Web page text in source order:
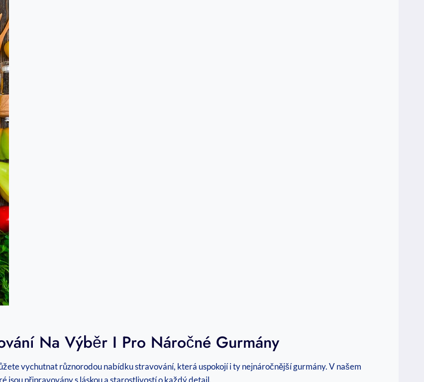
Na Výběr I Pro Náročné​ Gurmány
vychutnat různorodou nabídku stravování, která uspokojí i ty nejnáročnější gurmány. V našem